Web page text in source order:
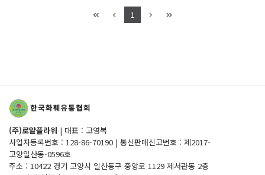
1
(주)로얄플라워 | 대표 : 고영복
사업자등록번호 : 128-86-70190 | 통신판매신고번호 : 제2017-
고양일산동-0596호
주소 : 10422 경기 고양시 일산동구 중앙로 1129 제서관동 2층